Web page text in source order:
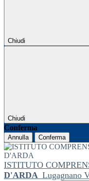
Chiudi
Chiudi
Conferma
Annulla Conferma
ISTITUTO
D'ARDA Lugagnano